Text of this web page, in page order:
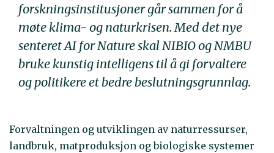
forskningsinstitusjoner går sammen for å
møte klima- og naturkrisen. Med det nye
senteret AI for Nature skal NIBIO og NMBU
bruke kunstig intelligens til å gi forvaltere
og politikere et bedre beslutningsgrunnlag.
Forvaltningen og utviklingen av naturressurser,
landbruk, matproduksjon og biologiske systemer